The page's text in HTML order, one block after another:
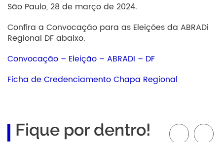
São Paulo, 28 de março de 2024.
Confira a Convocação para as Eleições da ABRADi
Regional DF abaixo.
Convocação – Eleição – ABRADI – DF
Ficha de Credenciamento Chapa Regional
Fique por dentro!